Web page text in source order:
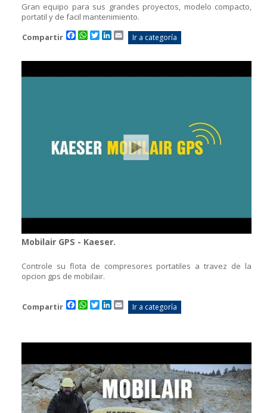
Gran equipo para sus grandes proyectos, modelo compacto,
portatil y de facil mantenimiento.
Compartir
Facebook
WhatsApp
TwitterLinkedIn
Email
Ir a categoría
Mobilair GPS - Kaeser.
Controle su flota de compresores portatiles a travez de la
opcion gps de mobilair.
Compartir Facebook
WhatsApp
TwitterLinkedIn
Email
Ir a categoría